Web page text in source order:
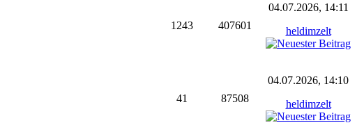
1243 407601
04.07.2026, 14:11
heldimzelt
41 87508
04.07.2026, 14:10
heldimzelt